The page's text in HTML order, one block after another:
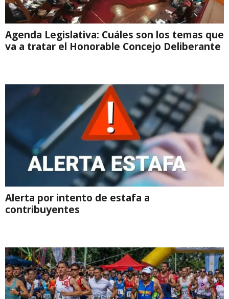
Agenda Legislativa: Cuáles son los temas que
va a tratar el Honorable Concejo Deliberante
Alerta por intento de estafa a
contribuyentes